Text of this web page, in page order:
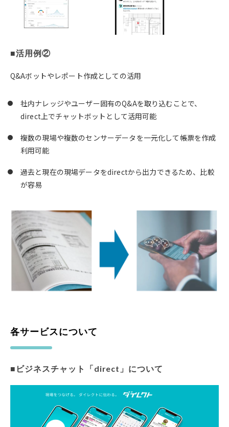
■活用例②
Q&Aボットやレポート作成としての活用
社内ナレッジやユーザー固有のQ&Aを取り込むことで、
direct上でチャットボットとして活用可能
複数の現場や複数のセンサーデータを一元化して帳票を作成
利用可能
過去と現在の現場データをdirectから出力できるため、比較
が容易
各サービスについて
■ビジネスチャット「direct」について